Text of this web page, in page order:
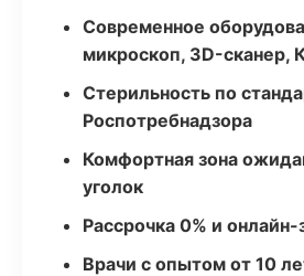
Современное
микроскоп, 3D-сканер,
Стерильность по
Роспотребнадзора
Комфортная зона
уголок
Рассрочка 0% и
Врачи с опытом от 10